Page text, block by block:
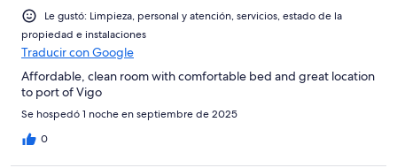
Le gustó: Limpieza, personal y atención, servicios, estado de la
propiedad e instalaciones
Traducir con Google
Affordable, clean room with comfortable bed and great location
to port of Vigo
Se hospedó 1 noche en septiembre de 2025
0